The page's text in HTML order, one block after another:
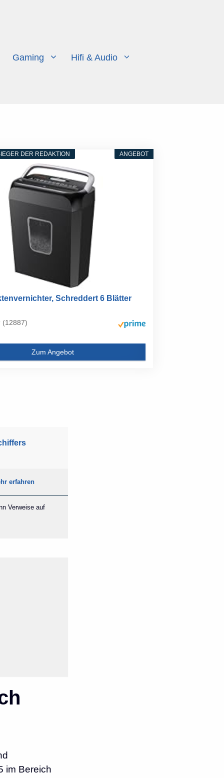
Gaming
Hifi & Audio
ANGEBOT
DER REDAKTION
Schreddert 6 Blätter
(12887)
Zum Angebot
erfahren
Verweise auf
im Bereich